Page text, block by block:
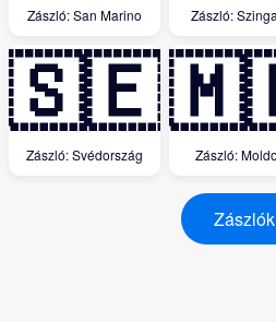
Zászló: San Marino Zászló:
🇸🇪
Zászló: Svédország Zászló:
Zászlók